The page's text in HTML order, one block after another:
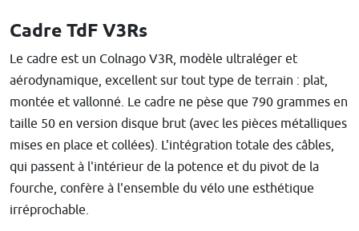
Cadre TdF V3Rs
Le cadre est un Colnago V3R, modèle ultraléger et
aérodynamique, excellent sur tout type de terrain : plat,
montée et vallonné. Le cadre ne pèse que 790 grammes en
taille 50 en version disque brut (avec les pièces métalliques
mises en place et collées). L'intégration totale des câbles,
qui passent à l'intérieur de la potence et du pivot de la
fourche, confère à l'ensemble du vélo une esthétique
irréprochable.